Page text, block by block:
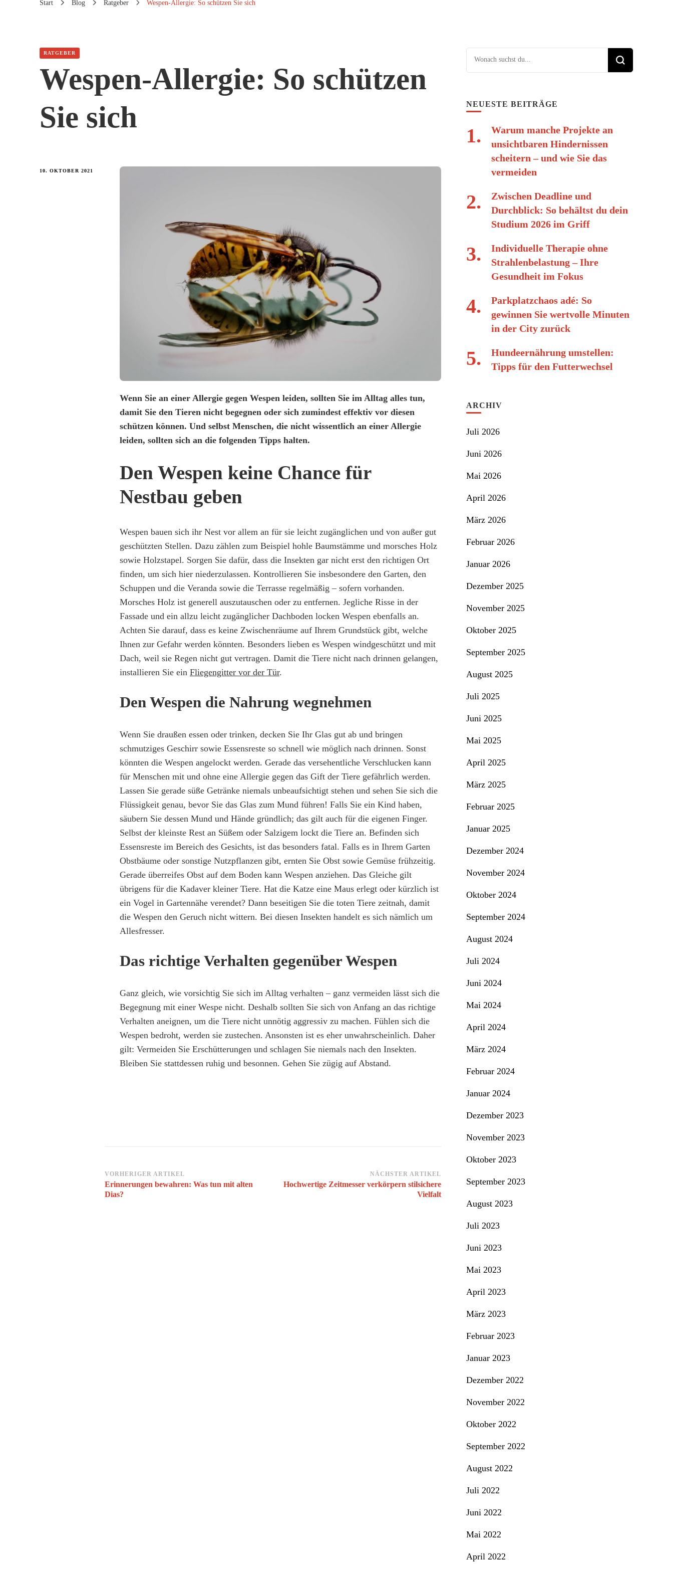
Start Blog Ratgeber Wespen-Allergie: So schützen Sie sich
RATGEBER
Wespen-Allergie: So schützen
Sie sich
10. OKTOBER 2021
Wenn Sie an einer Allergie gegen Wespen leiden, sollten Sie im Alltag alles tun,
damit Sie den Tieren nicht begegnen oder sich zumindest effektiv vor diesen
schützen können. Und selbst Menschen, die nicht wissentlich an einer Allergie
leiden, sollten sich an die folgenden Tipps halten.
Den Wespen keine Chance für
Nestbau geben
Wespen bauen sich ihr Nest vor allem an für sie leicht zugänglichen und von außer gut
geschützten Stellen. Dazu zählen zum Beispiel hohle Baumstämme und morsches Holz
sowie Holzstapel. Sorgen Sie dafür, dass die Insekten gar nicht erst den richtigen Ort
finden, um sich hier niederzulassen. Kontrollieren Sie insbesondere den Garten, den
Schuppen und die Veranda sowie die Terrasse regelmäßig – sofern vorhanden.
Morsches Holz ist generell auszutauschen oder zu entfernen. Jegliche Risse in der
Fassade und ein allzu leicht zugänglicher Dachboden locken Wespen ebenfalls an.
Achten Sie darauf, dass es keine Zwischenräume auf Ihrem Grundstück gibt, welche
Ihnen zur Gefahr werden könnten. Besonders lieben es Wespen windgeschützt und mit
Dach, weil sie Regen nicht gut vertragen. Damit die Tiere nicht nach drinnen gelangen,
installieren Sie ein Fliegengitter vor der Tür.
Den Wespen die Nahrung wegnehmen
Wenn Sie draußen essen oder trinken, decken Sie Ihr Glas gut ab und bringen
schmutziges Geschirr sowie Essensreste so schnell wie möglich nach drinnen. Sonst
könnten die Wespen angelockt werden. Gerade das versehentliche Verschlucken kann
für Menschen mit und ohne eine Allergie gegen das Gift der Tiere gefährlich werden.
Lassen Sie gerade süße Getränke niemals unbeaufsichtigt stehen und sehen Sie sich die
Flüssigkeit genau, bevor Sie das Glas zum Mund führen! Falls Sie ein Kind haben,
säubern Sie dessen Mund und Hände gründlich; das gilt auch für die eigenen Finger.
Selbst der kleinste Rest an Süßem oder Salzigem lockt die Tiere an. Befinden sich
Essensreste im Bereich des Gesichts, ist das besonders fatal. Falls es in Ihrem Garten
Obstbäume oder sonstige Nutzpflanzen gibt, ernten Sie Obst sowie Gemüse frühzeitig.
Gerade überreifes Obst auf dem Boden kann Wespen anziehen. Das Gleiche gilt
übrigens für die Kadaver kleiner Tiere. Hat die Katze eine Maus erlegt oder kürzlich ist
ein Vogel in Gartennähe verendet? Dann beseitigen Sie die toten Tiere zeitnah, damit
die Wespen den Geruch nicht wittern. Bei diesen Insekten handelt es sich nämlich um
Allesfresser.
Das richtige Verhalten gegenüber Wespen
Ganz gleich, wie vorsichtig Sie sich im Alltag verhalten – ganz vermeiden lässt sich die
Begegnung mit einer Wespe nicht. Deshalb sollten Sie sich von Anfang an das richtige
Verhalten aneignen, um die Tiere nicht unnötig aggressiv zu machen. Fühlen sich die
Wespen bedroht, werden sie zustechen. Ansonsten ist es eher unwahrscheinlich. Daher
gilt: Vermeiden Sie Erschütterungen und schlagen Sie niemals nach den Insekten.
Bleiben Sie stattdessen ruhig und besonnen. Gehen Sie zügig auf Abstand.
Beitragsnavigation
VORHERIGER ARTIKEL
Erinnerungen bewahren: Was tun mit alten
Dias?
NÄCHSTER ARTIKEL
Hochwertige Zeitmesser verkörpern stilsichere
Vielfalt
Suchst du nach etwas?
NEUESTE BEITRÄGE
Warum manche Projekte an
unsichtbaren Hindernissen
scheitern – und wie Sie das
vermeiden
Zwischen Deadline und
Durchblick: So behältst du dein
Studium 2026 im Griff
Individuelle Therapie ohne
Strahlenbelastung – Ihre
Gesundheit im Fokus
Parkplatzchaos adé: So
gewinnen Sie wertvolle Minuten
in der City zurück
Hundeernährung umstellen:
Tipps für den Futterwechsel
ARCHIV
Juli 2026
Juni 2026
Mai 2026
April 2026
März 2026
Februar 2026
Januar 2026
Dezember 2025
November 2025
Oktober 2025
September 2025
August 2025
Juli 2025
Juni 2025
Mai 2025
April 2025
März 2025
Februar 2025
Januar 2025
Dezember 2024
November 2024
Oktober 2024
September 2024
August 2024
Juli 2024
Juni 2024
Mai 2024
April 2024
März 2024
Februar 2024
Januar 2024
Dezember 2023
November 2023
Oktober 2023
September 2023
August 2023
Juli 2023
Juni 2023
Mai 2023
April 2023
März 2023
Februar 2023
Januar 2023
Dezember 2022
November 2022
Oktober 2022
September 2022
August 2022
Juli 2022
Juni 2022
Mai 2022
April 2022